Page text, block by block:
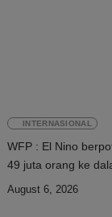
INTERNASIONAL
WFP : El Nino
49 juta orang ke
kerawanan pangan
August 6, 2026